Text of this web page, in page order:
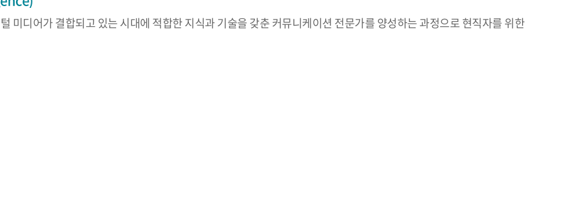
미디어가 결합되고 있는 시대에 적합한 지식과 기술을 갖춘 커뮤니케이션 전문가를 양성하는 과정으로 현직자를 위한